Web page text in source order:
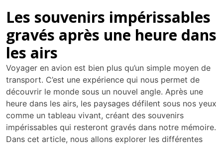
Les souvenirs impérissables
gravés après une heure dans
les airs
Voyager en avion est bien plus qu’un simple moyen de
transport. C’est une expérience qui nous permet de
découvrir le monde sous un nouvel angle. Après une
heure dans les airs, les paysages défilent sous nos yeux
comme un tableau vivant, créant des souvenirs
impérissables qui resteront gravés dans notre mémoire.
Dans cet article, nous allons explorer les différentes